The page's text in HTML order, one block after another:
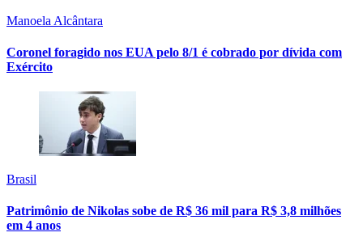
Manoela Alcântara
Coronel foragido nos EUA pelo 8/1 é cobrado por dívida com
Exército
Brasil
Patrimônio de Nikolas sobe de R$ 36 mil para R$ 3,8 milhões
em 4 anos